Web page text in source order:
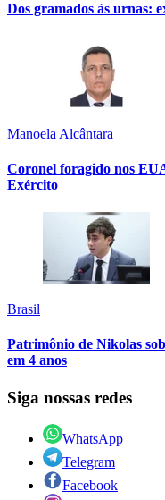
Dos gramados às urnas:
Manoela Alcântara
Coronel foragido nos
Exército
Brasil
Patrimônio de Nikolas
em 4 anos
Siga nossas redes
WhatsApp
Telegram
Facebook